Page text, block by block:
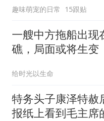
趣味萌宠的日常 15跟贴
一艘中方拖船出现
礁，局面或将生变
给时光以生命
特务头子康泽特赦
报纸上看到毛主席